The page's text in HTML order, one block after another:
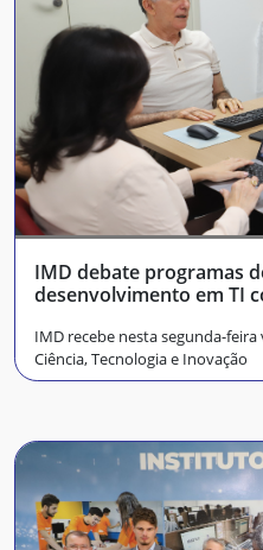
IMD debate programas
desenvolvimento em TI
IMD recebe nesta segunda-
Ciência, Tecnologia e Inovação